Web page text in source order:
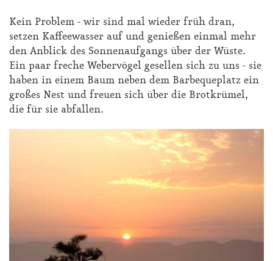
Kein Problem - wir sind mal wieder früh dran,
setzen Kaffeewasser auf und genießen einmal mehr
den Anblick des Sonnenaufgangs über der Wüste.
Ein paar freche Webervögel gesellen sich zu uns - sie
haben in einem Baum neben dem Barbequeplatz ein
großes Nest und freuen sich über die Brotkrümel,
die für sie abfallen.